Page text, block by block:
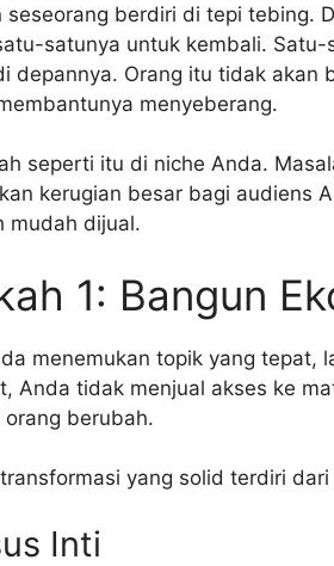
seseorang berdiri di tepi tebing.
satunya untuk kembali.
depannya. Orang itu tidak akan
menyeberang.
seperti itu di niche Anda.
kerugian besar bagi audiens
mudah dijual.
1: Bangun
menemukan topik yang tepat,
Anda tidak menjual akses ke
berubah.
yang solid terdiri
Inti